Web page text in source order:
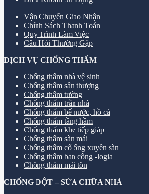
Vận Chuyển Giao Nhận
Chính Sách Thanh Toán
Quy Trình Làm Việc
Câu Hỏi Thường Gặp
DỊCH VỤ CHỐNG THẤM
Chống thấm nhà vệ sinh
Chống thấm sân thượng
Chống thấm tường
Chống thấm trần nhà
Chống thấm bể nước, hồ cá
Chống thấm tầng hầm
Chống thấm khe tiếp giáp
Chống thấm sàn mái
Chống thấm cổ ống xuyên sàn
Chống thấm ban công -logia
Chống thấm mái tôn
CHỐNG DỘT – SỬA CHỮA NHÀ